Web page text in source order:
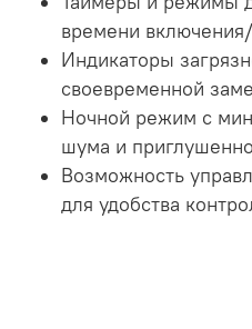
времени
Индикаторы
своевременной
Ночной режим с
шума и
Возможность
для удобства